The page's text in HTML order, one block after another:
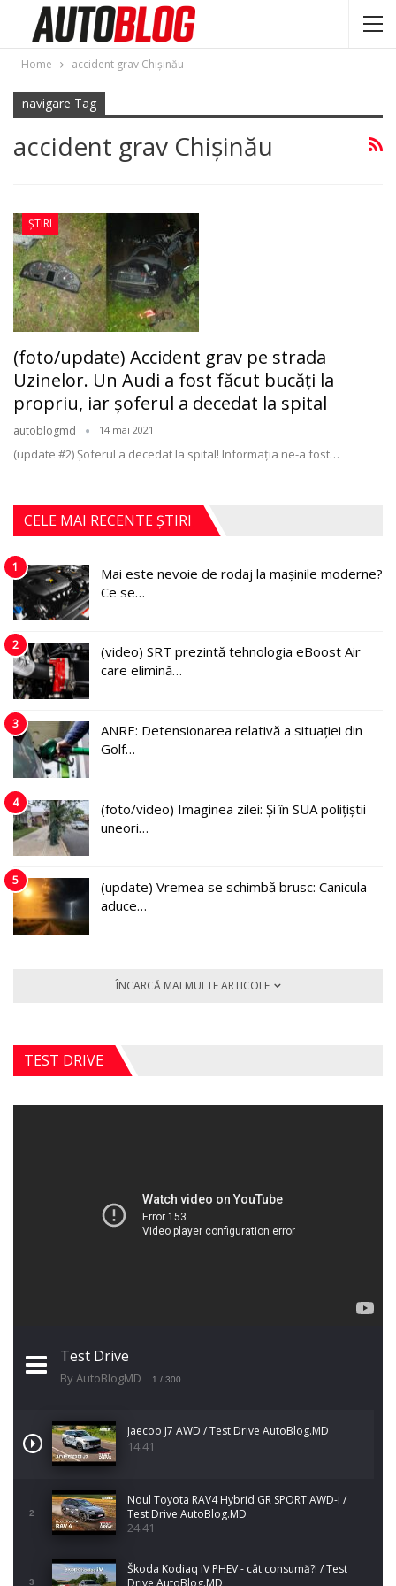
Home accident grav Chişinău
navigare Tag
accident grav Chişinău
ȘTIRI
(foto/update) Accident grav pe strada
Uzinelor. Un Audi a fost făcut bucăți la
propriu, iar șoferul a decedat la spital
autoblogmd 14 mai 2021
(update #2) Șoferul a decedat la spital! Informația ne-a fost…
CELE MAI RECENTE ȘTIRI
1
Mai este nevoie de rodaj la mașinile moderne?
Ce se…
2
(video) SRT prezintă tehnologia eBoost Air
care elimină…
3
ANRE: Detensionarea relativă a situației din
Golf…
4
(foto/video) Imaginea zilei: Și în SUA polițiștii
uneori…
5
(update) Vremea se schimbă brusc: Canicula
aduce…
ÎNCARCĂ MAI MULTE ARTICOLE
TEST DRIVE
Test Drive
By AutoBlogMD 1 / 300
Jaecoo J7 AWD / Test Drive AutoBlog.MD
14:41
2
Noul Toyota RAV4 Hybrid GR SPORT AWD-i /
Test Drive AutoBlog.MD
24:41
3
Škoda Kodiaq iV PHEV - cât consumă?! / Test
Drive AutoBlog.MD